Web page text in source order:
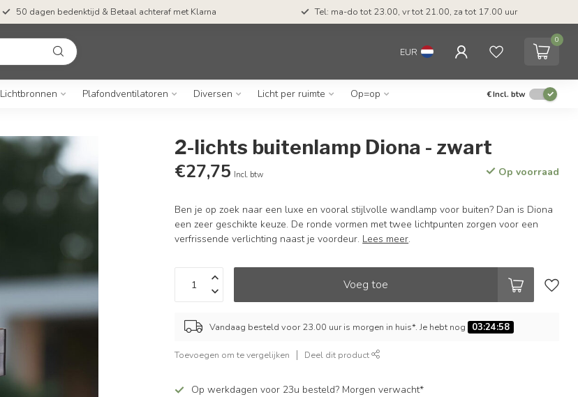
50 dagen bedenktijd & Betaal achteraf met Klarna Tel: ma-do tot 23.00, vr tot 21.00, za tot 17.00 uur
EUR
0
Lichtbronnen Plafondventilatoren Diversen Licht per ruimte Op=op €Incl. btw
2-lichts buitenlamp Diona - zwart
€27,75 Incl. btw Op voorraad
Ben je op zoek naar een luxe en vooral stijlvolle wandlamp voor buiten? Dan is Diona
een zeer geschikte keuze. De ronde vormen met twee lichtpunten zorgen voor een
verfrissende verlichting naast je voordeur. Lees meer.
Voeg toe
Vandaag besteld voor 23.00 uur is morgen in huis*. Je hebt nog 03:24:57
Toevoegen om te vergelijken Deel dit product
Op werkdagen voor 23u besteld? Morgen verwacht*